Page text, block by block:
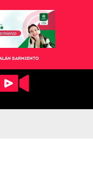
SARMIENTO